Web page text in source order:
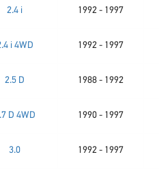
2.4 i 1992 - 1997
i 4WD 1992 - 1997
2.5 D 1988 - 1992
D 4WD 1990 - 1997
3.0 1992 - 1997